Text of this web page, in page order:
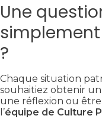
Une
simplement
?
Chaque situation
souhaitiez obtenir
une réflexion ou
l’équipe de Culture